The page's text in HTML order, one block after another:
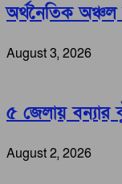
অর্থনৈতিক অঞ্চল
August 3, 2026
৫ জেলায় বন্যার
August 2, 2026